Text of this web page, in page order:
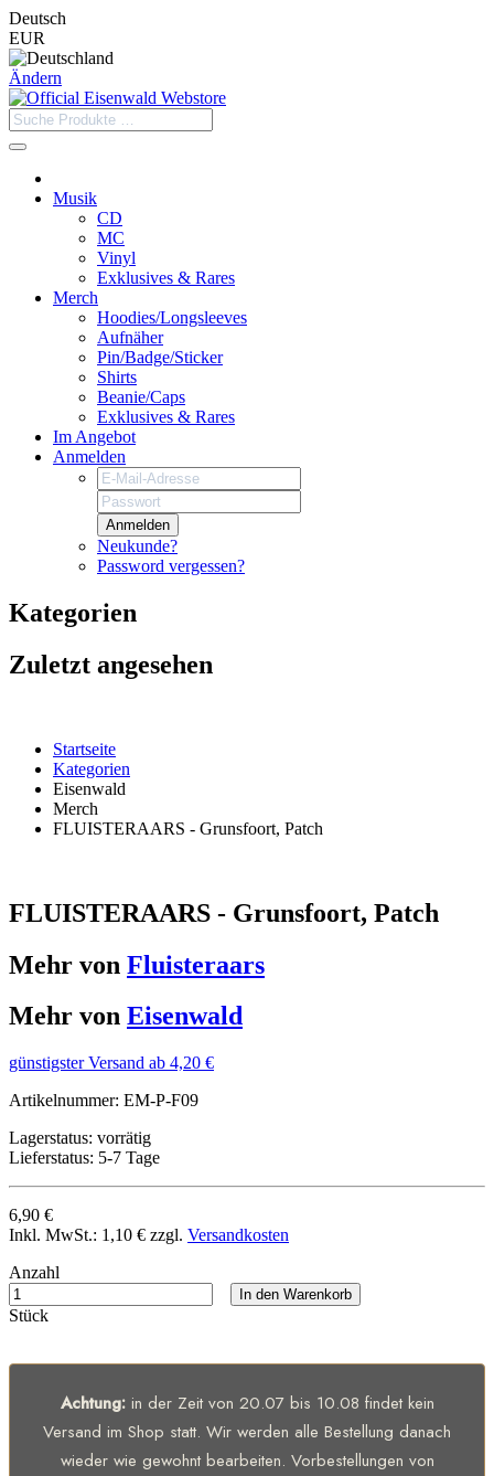
Deutsch
EUR
Ändern
Musik
CD
MC
Vinyl
Exklusives & Rares
Merch
Hoodies/Longsleeves
Aufnäher
Pin/Badge/Sticker
Shirts
Beanie/Caps
Exklusives & Rares
Im Angebot
Anmelden
Anmelden
Neukunde?
Password vergessen?
Kategorien
Zuletzt angesehen
Startseite
Kategorien
Eisenwald
Merch
FLUISTERAARS - Grunsfoort, Patch
FLUISTERAARS - Grunsfoort, Patch
Mehr von Fluisteraars
Mehr von Eisenwald
günstigster Versand ab 4,20 €
Artikelnummer: EM-P-F09
Lagerstatus: vorrätig
Lieferstatus: 5-7 Tage
6,90 €
Inkl. MwSt.: 1,10 € zzgl. Versandkosten
Anzahl
Stück
In den Warenkorb
Achtung:in der Zeit von 20.07 bis 10.08 findet kein
Versand im Shop statt. Wir werden alle Bestellung danach
wieder wie gewohnt bearbeiten. Vorbestellungen von